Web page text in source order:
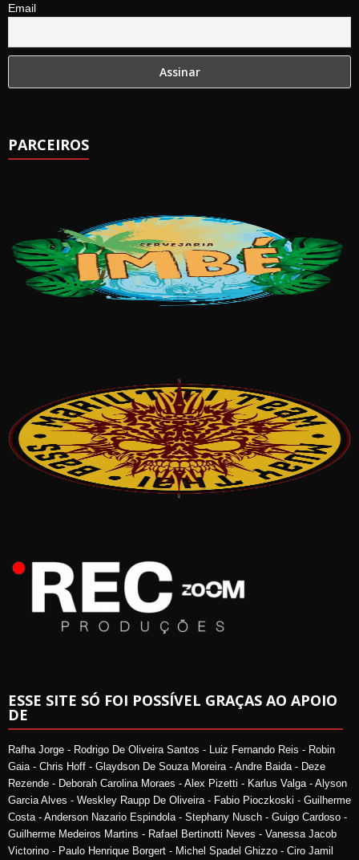
Email
PARCEIROS
ESSE SITE SÓ FOI POSSÍVEL GRAÇAS AO APOIO
DE
Rafha Jorge - Rodrigo De Oliveira Santos - Luiz Fernando Reis - Robin
Gaia - Chris Hoff - Glaydson De Souza Moreira - Andre Baida - Deze
Rezende - Deborah Carolina Moraes - Alex Pizetti - Karlus Valga - Alyson
Garcia Alves - Weskley Raupp De Oliveira - Fabio Pioczkoski - Guilherme
Costa - Anderson Nazario Espindola - Stephany Nusch - Guigo Cardoso -
Guilherme Medeiros Martins - Rafael Bertinotti Neves - Vanessa Jacob
Victorino - Paulo Henrique Borgert - Michel Spadel Ghizzo - Ciro Jamil